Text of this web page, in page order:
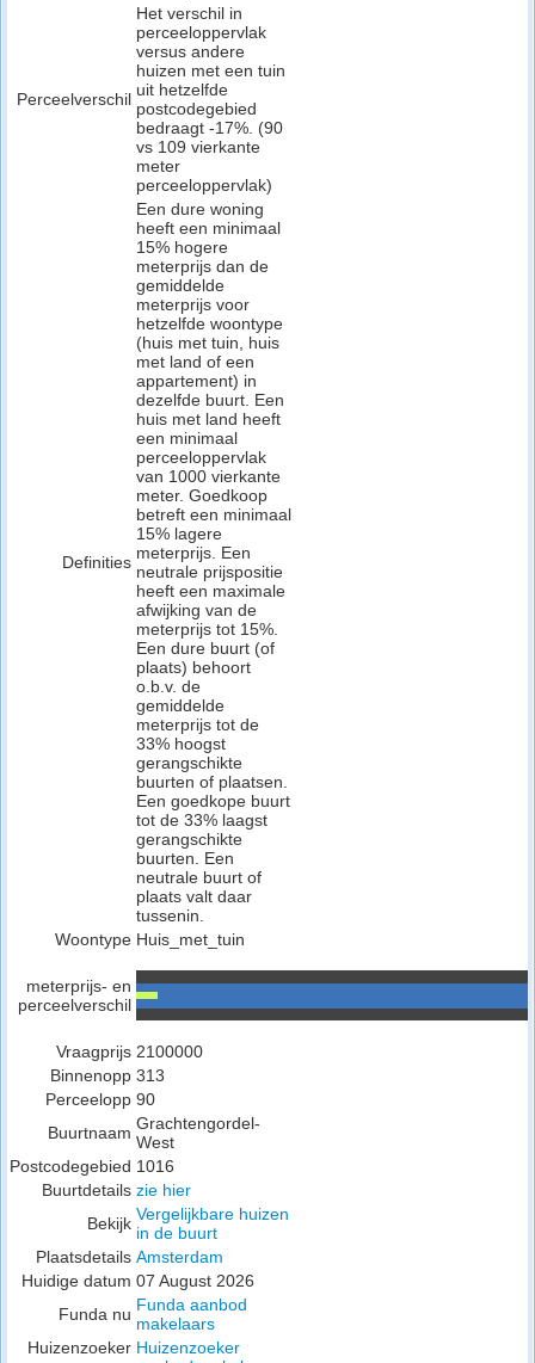
Perceelverschil
Het verschil in
perceeloppervlak
versus andere
huizen met een tuin
uit hetzelfde
postcodegebied
bedraagt -17%. (90
vs 109 vierkante
meter
perceeloppervlak)
Definities
Een dure woning
heeft een minimaal
15% hogere
meterprijs dan de
gemiddelde
meterprijs voor
hetzelfde woontype
(huis met tuin, huis
met land of een
appartement) in
dezelfde buurt. Een
huis met land heeft
een minimaal
perceeloppervlak
van 1000 vierkante
meter. Goedkoop
betreft een minimaal
15% lagere
meterprijs. Een
neutrale prijspositie
heeft een maximale
afwijking van de
meterprijs tot 15%.
Een dure buurt (of
plaats) behoort
o.b.v. de
gemiddelde
meterprijs tot de
33% hoogst
gerangschikte
buurten of plaatsen.
Een goedkope buurt
tot de 33% laagst
gerangschikte
buurten. Een
neutrale buurt of
plaats valt daar
tussenin.
Woontype Huis_met_tuin
meterprijs- en
perceelverschil
Vraagprijs 2100000
Binnenopp 313
Perceelopp 90
Buurtnaam Grachtengordel-
West
Postcodegebied 1016
Buurtdetails zie hier
Bekijk Vergelijkbare huizen
in de buurt
Plaatsdetails Amsterdam
Huidige datum 07 August 2026
Funda nu Funda aanbod
makelaars
Huizenzoeker Huizenzoeker